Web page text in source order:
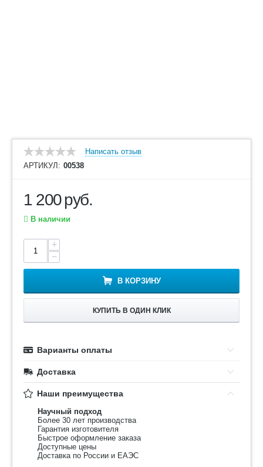
Написать отзыв
АРТИКУЛ: 00538
1 200руб.
В наличии
+
−
В КОРЗИНУ
КУПИТЬ В ОДИН КЛИК
Варианты оплаты
Доставка
Наши преимущества
Научный подход
Более 30 лет производства
Гарантия изготовителя
Быстрое оформление заказа
Доступные цены
Доставка по России и ЕАЭС